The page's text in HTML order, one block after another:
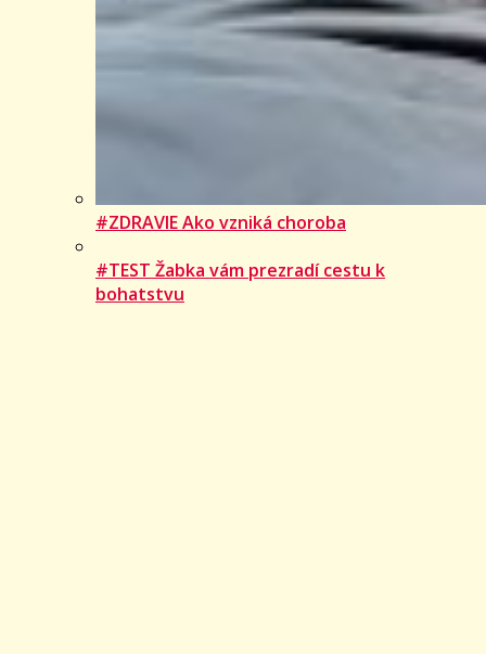
#ZDRAVIE Ako vzniká choroba
#TEST Žabka vám prezradí cestu k
bohatstvu